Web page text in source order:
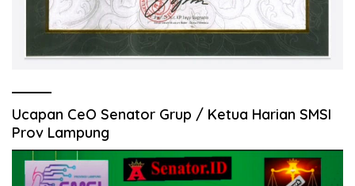
Ucapan CeO Senator Grup / Ketua Harian SMSI
Prov Lampung